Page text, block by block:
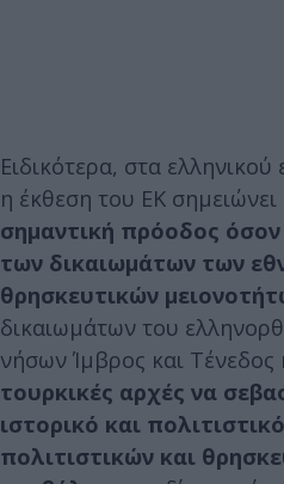
Ειδικότερα, στα
η έκθεση του ΕΚ σημειώνει
σημαντική πρόοδος
των δικαιωμάτων των
θρησκευτικών
δικαιωμάτων του
νήσων Ίμβρος και Τένεδος
τουρκικές αρχές να
ιστορικό και
πολιτιστικών και